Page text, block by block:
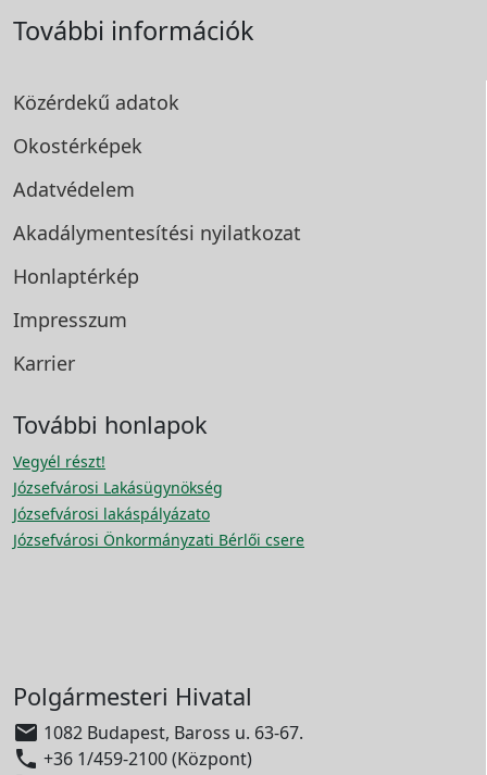
További információk
Közérdekű adatok
Okostérképek
Adatvédelem
Akadálymentesítési nyilatkozat
Honlaptérkép
Impresszum
Karrier
További honlapok
Vegyél részt!
Józsefvárosi Lakásügynökség
Józsefvárosi lakáspályázato
Józsefvárosi Önkormányzati Bérlői csere
Polgármesteri Hivatal
 1082 Budapest, Baross u. 63-67.
 +36 1/459-2100 (Központ)